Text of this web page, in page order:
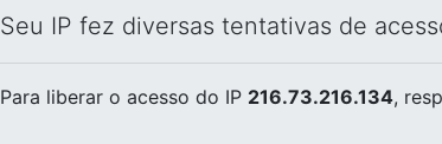
Seu IP fez diversas tentativas de
Para liberar o acesso do IP 216.73.216.134,